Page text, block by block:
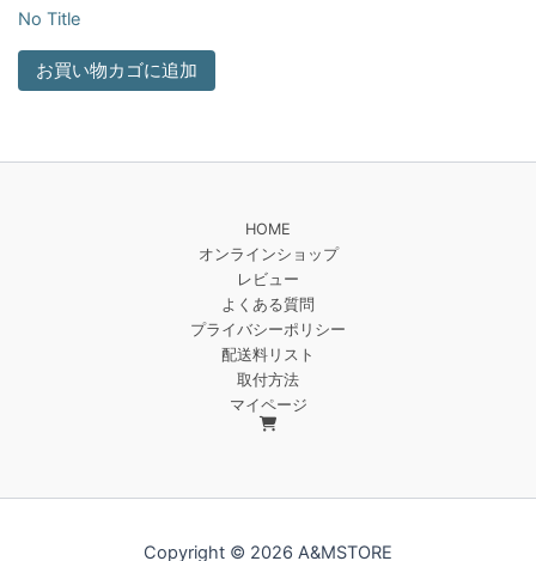
No Title
お買い物カゴに追加
HOME
オンラインショップ
レビュー
よくある質問
プライバシーポリシー
配送料リスト
取付方法
マイページ
Copyright © 2026 A&MSTORE